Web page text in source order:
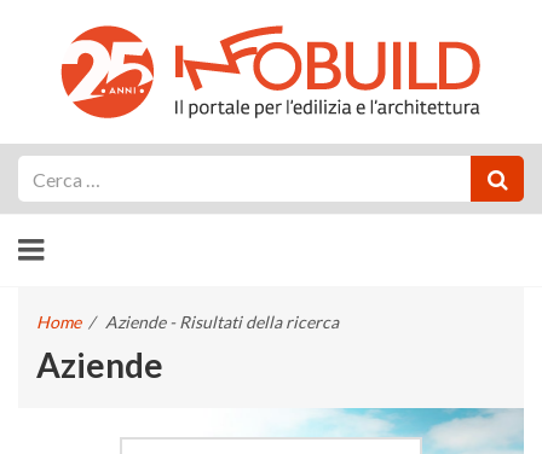
Home / Aziende - Risultati della ricerca
Aziende